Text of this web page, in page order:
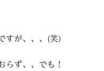
すが、、、(笑)
らず、、でも！